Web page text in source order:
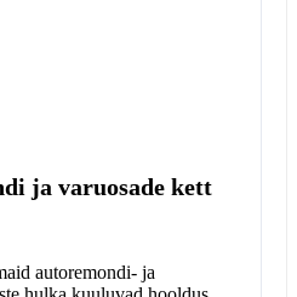
ja varuosade kett
autoremondi- ja